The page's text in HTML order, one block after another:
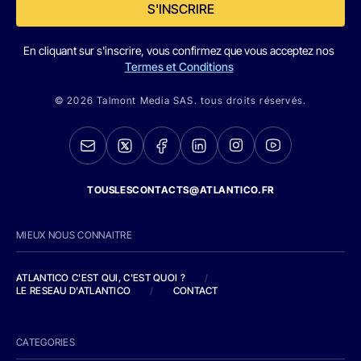
S'INSCRIRE
En cliquant sur s'inscrire, vous confirmez que vous acceptez nos
Termes et Conditions
© 2026 Talmont Media SAS. tous droits réservés.
TOUSLESCONTACTS@ATLANTICO.FR
MIEUX NOUS CONNAITRE
ATLANTICO C'EST QUI, C'EST QUOI ?
/
LE RESEAU D'ATLANTICO
/ CONTACT
CATEGORIES